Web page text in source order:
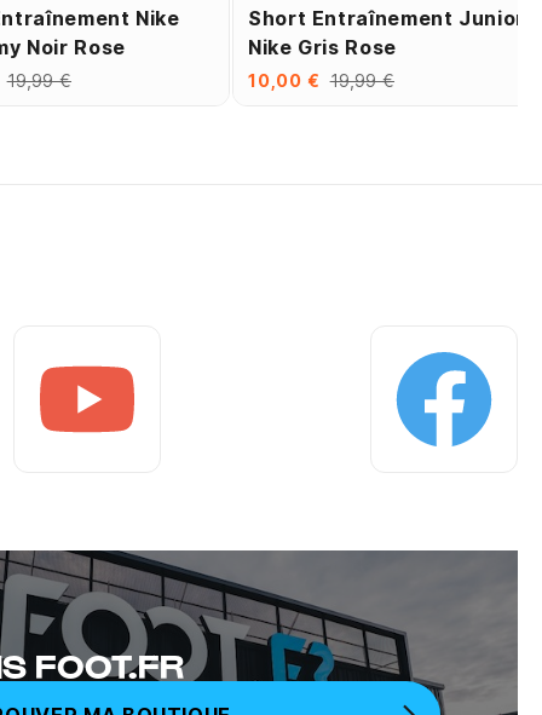
Nike
Noir Rose
19,99 €
Short Entraînement Junior
Nike Gris Rose
10,00 € 19,99 €
FOOT.FR